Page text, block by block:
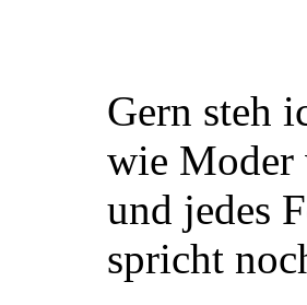
Gern steh
wie Moder
und jedes
spricht